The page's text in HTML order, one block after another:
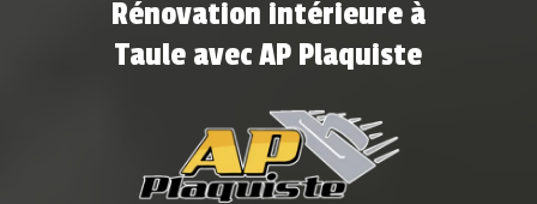
Rénovation intérieure à
Taule avec AP Plaquiste